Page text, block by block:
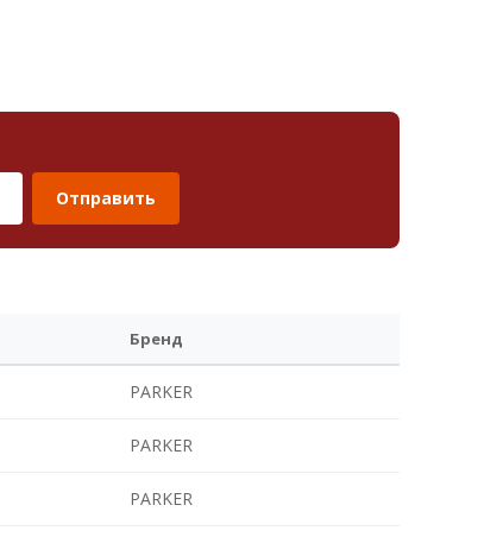
Отправить
Бренд
PARKER
PARKER
PARKER